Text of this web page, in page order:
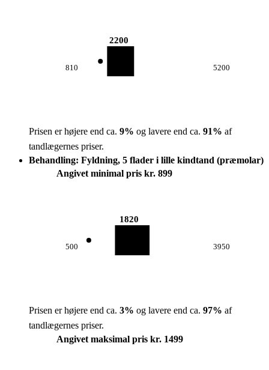
810
2200
5200
Prisen er højere end ca. 9% og lavere end ca. 91% af
tandlægernes priser.
Behandling: Fyldning, 5 flader i lille kindtand (præmolar)
Angivet minimal pris kr. 899
500
1820
3950
Prisen er højere end ca. 3% og lavere end ca. 97% af
tandlægernes priser.
Angivet maksimal pris kr. 1499